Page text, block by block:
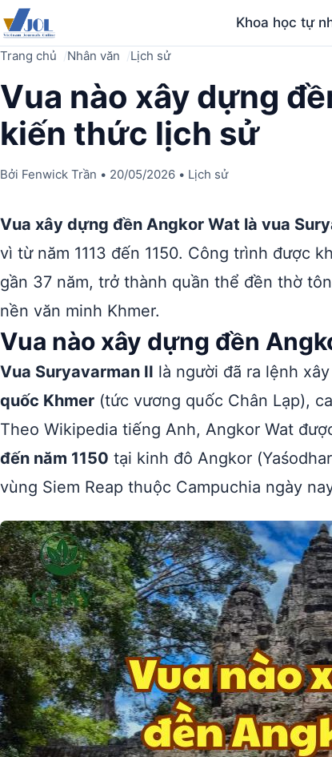
Khoa học tự
Trang chủ Nhân văn Lịch sử
Vua nào xây dựng
kiến thức lịch sử
Bởi Fenwick Trần • 20/05/2026 • Lịch sử
Vua xây dựng đền Angkor Wat là vua
vì từ năm 1113 đến 1150. Công trình được
gần 37 năm, trở thành quần thể đền thờ
nền văn minh Khmer.
Vua nào xây dựng đền
Vua Suryavarman II là người đã ra lệnh
quốc Khmer (tức vương quốc Chân Lạp),
Theo Wikipedia tiếng Anh, Angkor Wat
đến năm 1150 tại kinh đô Angkor
vùng Siem Reap thuộc Campuchia ngày